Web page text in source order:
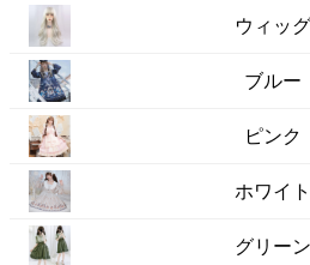
ウィッグ
ブルー
ピンク
ホワイト
グリーン